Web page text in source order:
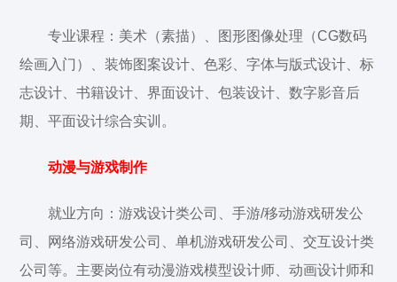
专业课程：美术（素描）、图形图像处理（CG数码
绘画入门）、装饰图案设计、色彩、字体与版式设计、标
志设计、书籍设计、界面设计、包装设计、数字影音后
期、平面设计综合实训。
动漫与游戏制作
就业方向：游戏设计类公司、手游/移动游戏研发公
司、网络游戏研发公司、单机游戏研发公司、交互设计类
公司等。主要岗位有动漫游戏模型设计师、动画设计师和